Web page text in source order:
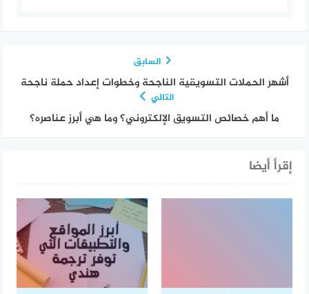
السابق
أشهر الحملات التسويقية الناجحة وخطوات إعداد حملة ناجحة
التالي
ما أهم خصائص التسويق الإلكتروني؟ وما هي أبرز عناصره؟
إقرأ أيضا